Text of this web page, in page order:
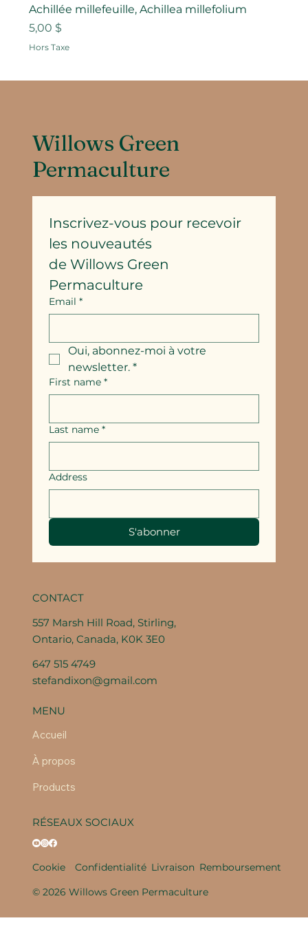
Achillée millefeuille, Achillea millefolium
Prix
5,00 $
Hors Taxe
Willows Green
Permaculture
Inscrivez-vous pour recevoir
les nouveautés
de Willows Green
Permaculture
Email *
Oui, abonnez-moi à votre
newsletter. *
First name *
Last name *
Address
S'abonner
CONTACT
557 Marsh Hill Road, Stirling,
Ontario, Canada, K0K 3E0
647 515 4749
stefandixon@gmail.com
MENU
Accueil
À propos
Products
RÉSEAUX SOCIAUX
Cookie Confidentialité Livraison Remboursement
© 2026 Willows Green Permaculture